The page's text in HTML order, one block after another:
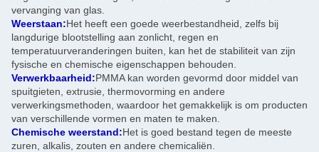
vervanging van glas.
Weerstaan:Het heeft een goede weerbestandheid, zelfs bij
langdurige blootstelling aan zonlicht, regen en
temperatuurveranderingen buiten, kan het de stabiliteit van zijn
fysische en chemische eigenschappen behouden.
Verwerkbaarheid:PMMA kan worden gevormd door middel van
spuitgieten, extrusie, thermovorming en andere
verwerkingsmethoden, waardoor het gemakkelijk is om producten
van verschillende vormen en maten te maken.
Chemische weerstand:Het is goed bestand tegen de meeste
zuren, alkalis, zouten en andere chemicaliën.